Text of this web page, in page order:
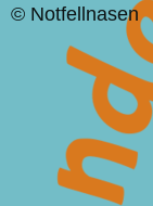
© Notfellnasen